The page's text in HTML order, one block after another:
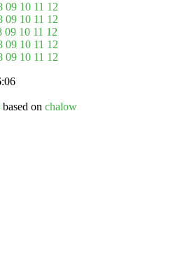
09 10 11 12
09 10 11 12
09 10 11 12
09 10 11 12
09 10 11 12
based on chalow